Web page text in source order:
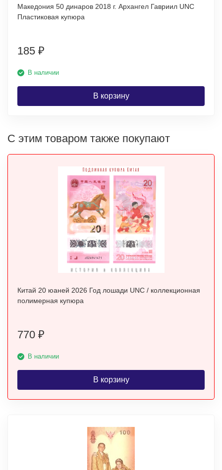
Македония 50 динаров 2018 г. Архангел Гавриил UNC
Пластиковая купюра
185 ₽
В наличии
В корзину
С этим товаром также покупают
Китай 20 юаней 2026 Год лошади UNC / коллекционная
полимерная купюра
770 ₽
В наличии
В корзину